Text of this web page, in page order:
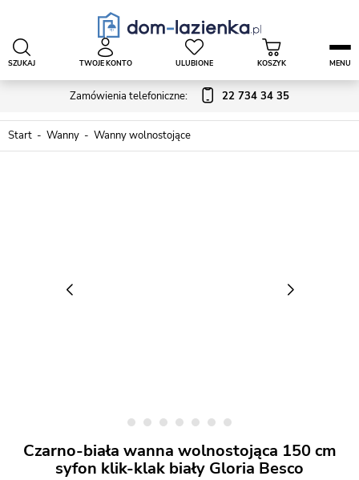
Zamówienia telefoniczne: 22 734 34 35
SZUKAJ TWOJE KONTO ULUBIONE KOSZYK MENU
Start Wanny Wanny wolnostojące
Czarno-biała wanna wolnostojąca 150 cm
syfon klik-klak biały Gloria Besco